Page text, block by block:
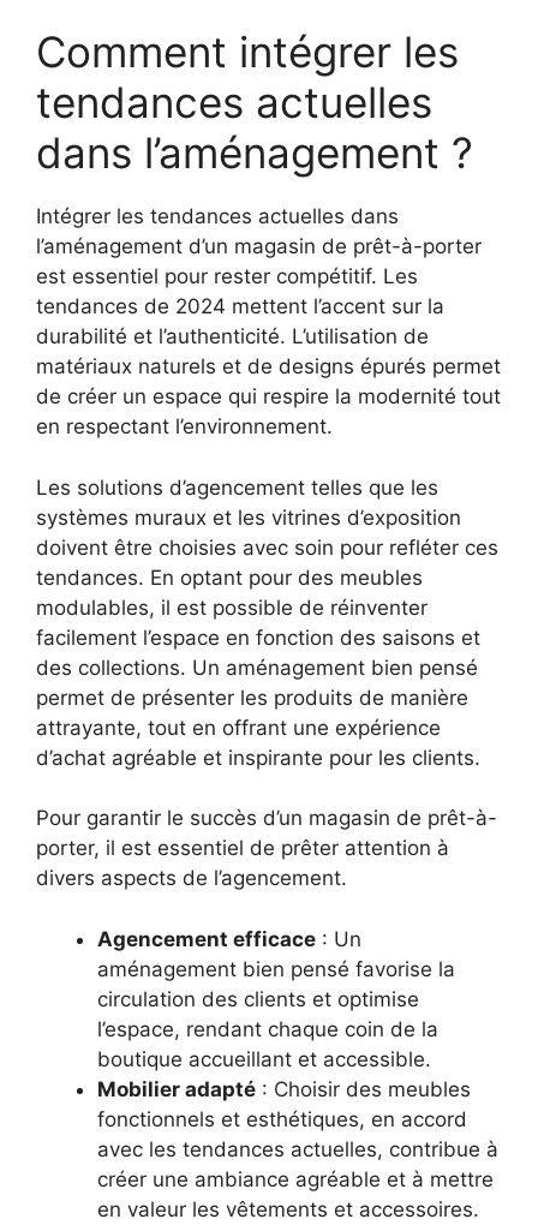
Comment intégrer les
tendances actuelles
dans l’aménagement ?
Intégrer les tendances actuelles dans
l’aménagement d’un magasin de prêt-à-porter
est essentiel pour rester compétitif. Les
tendances de 2024 mettent l’accent sur la
durabilité et l’authenticité. L’utilisation de
matériaux naturels et de designs épurés permet
de créer un espace qui respire la modernité tout
en respectant l’environnement.
Les solutions d’agencement telles que les
systèmes muraux et les vitrines d’exposition
doivent être choisies avec soin pour refléter ces
tendances. En optant pour des meubles
modulables, il est possible de réinventer
facilement l’espace en fonction des saisons et
des collections. Un aménagement bien pensé
permet de présenter les produits de manière
attrayante, tout en offrant une expérience
d’achat agréable et inspirante pour les clients.
Pour garantir le succès d’un magasin de prêt-à-
porter, il est essentiel de prêter attention à
divers aspects de l’agencement.
Agencement efficace : Un
aménagement bien pensé favorise la
circulation des clients et optimise
l’espace, rendant chaque coin de la
boutique accueillant et accessible.
Mobilier adapté : Choisir des meubles
fonctionnels et esthétiques, en accord
avec les tendances actuelles, contribue à
créer une ambiance agréable et à mettre
en valeur les vêtements et accessoires.